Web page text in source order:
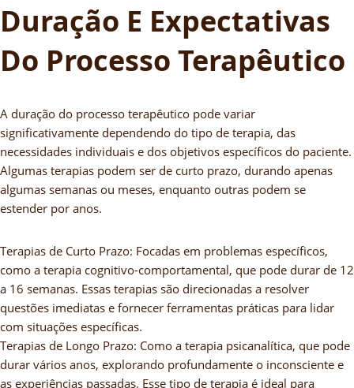
Duração E Expectativas
Do Processo Terapêutico
A duração do processo terapêutico pode variar
significativamente dependendo do tipo de terapia, das
necessidades individuais e dos objetivos específicos do paciente.
Algumas terapias podem ser de curto prazo, durando apenas
algumas semanas ou meses, enquanto outras podem se
estender por anos.
Terapias de Curto Prazo: Focadas em problemas específicos,
como a terapia cognitivo-comportamental, que pode durar de 12
a 16 semanas. Essas terapias são direcionadas a resolver
questões imediatas e fornecer ferramentas práticas para lidar
com situações específicas.
Terapias de Longo Prazo: Como a terapia psicanalítica, que pode
durar vários anos, explorando profundamente o inconsciente e
as experiências passadas. Esse tipo de terapia é ideal para